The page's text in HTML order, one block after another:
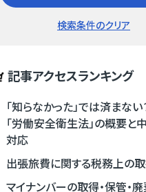
検索条件のクリア
記事アクセスランキング
「知らなかった」では済まな
「労働安全衛生法」の概要と
対応
出張旅費に関する税務上の
マイナンバーの取得・保管・